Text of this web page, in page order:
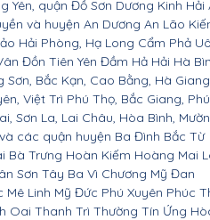
Yên, quận Đồ Sơn Dương Kinh Hải
và huyện An Dương An Lão
Hải Phòng, Hạ Long Cẩm Phả
Đồn Tiên Yên Đầm Hả Hải Hà
Bắc Kạn, Cao Bằng, Hà
Việt Trì Phú Thọ, Bắc Giang,
Sơn La, Lai Châu, Hòa Bình,
các quận huyện Ba Đình Bắc Từ
Trưng Hoàn Kiếm Hoàng Mai
Sơn Tây Ba Vì Chương Mỹ Đan
Linh Mỹ Đức Phú Xuyên Phúc
Oai Thanh Trì Thường Tín Ứng